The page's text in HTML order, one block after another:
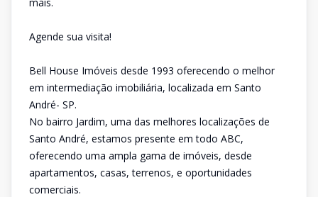
Agende sua visita!
Bell House Imóveis desde 1993 oferecendo o melhor
em intermediação imobiliária, localizada em Santo
André- SP.
No bairro Jardim, uma das melhores localizações de
Santo André, estamos presente em todo ABC,
oferecendo uma ampla gama de imóveis, desde
apartamentos, casas, terrenos, e oportunidades
comerciais.